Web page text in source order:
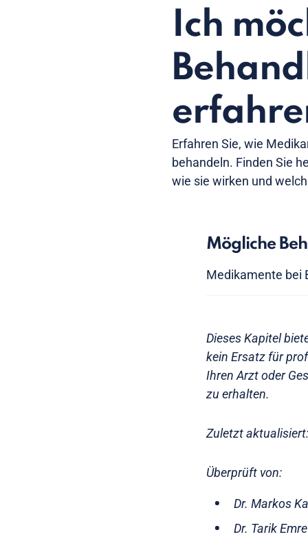
Ich
Erfahren Sie, wie
behandeln. Finden Sie
wie sie wirken und
Mögliche
Medikamente bei
Dieses Kapitel
kein Ersatz für
Ihren Arzt oder
zu erhalten.
Zuletzt
Überprüft von:
Dr. Markos
Dr. Tarik